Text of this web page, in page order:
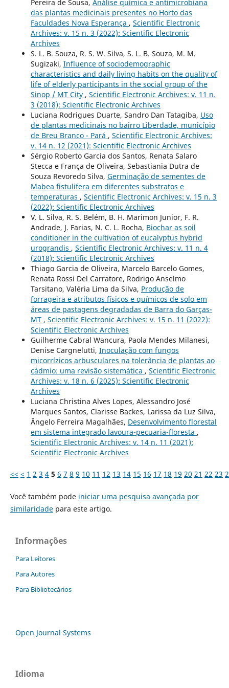
Pereira de Sousa, Análise química e antimicrobiana
das plantas medicinais presentes no Horto das
Faculdades Nova Esperança , Scientific Electronic
Archives: v. 15 n. 3 (2022): Scientific Electronic
Archives
S. L. B. Souza, R. S. W. Silva, S. L. B. Souza, M. M.
Sugizaki, Influence of sociodemographic
characteristics and daily living habits on the quality of
life of elderly participants in the social group of the
Sinop / MT City , Scientific Electronic Archives: v. 11 n.
3 (2018): Scientific Electronic Archives
Luciana Rodrigues Duarte, Sandro Dan Tatagiba, Uso
de plantas medicinais no bairro Liberdade, município
de Breu Branco - Pará , Scientific Electronic Archives:
v. 14 n. 12 (2021): Scientific Electronic Archives
Sérgio Roberto Garcia dos Santos, Renata Salaro
Stecca e França de Oliveira, Sebastiania Dutra de
Souza Revoredo Silva, Germinação de sementes de
Mabea fistulifera em diferentes substratos e
temperaturas , Scientific Electronic Archives: v. 15 n. 3
(2022): Scientific Electronic Archives
V. L. Silva, R. S. Belém, B. H. Marimon Junior, F. R.
Andrade, J. Farias, N. C. L. Rocha, Biochar as soil
conditioner in the cultivation of eucalyptus hybrid
urograndis , Scientific Electronic Archives: v. 11 n. 4
(2018): Scientific Electronic Archives
Thiago Garcia de Oliveira, Marcelo Barcelo Gomes,
Renata Rossi Del Carratore, Rodrigo Anselmo
Tarsitano, Valéria Lima da Silva, Produção de
forrageira e atributos físicos e químicos de solo em
áreas de pastagens degradadas de Barra do Garças-
MT , Scientific Electronic Archives: v. 15 n. 11 (2022):
Scientific Electronic Archives
Guilherme Cabral Wancura, Paola Mendes Milanesi,
Denise Cargnelutti, Inoculação com fungos
micorrízicos arbusculares na tolerância de plantas ao
cádmio: uma revisão sistemática , Scientific Electronic
Archives: v. 18 n. 6 (2025): Scientific Electronic
Archives
Luciana Christina Alves Lopes, Alessandro José
Marques Santos, Clarisse Backes, Larissa da Luz Silva,
Ângelo Ferreira Magalhães, Desenvolvimento florestal
em sistema integrado lavoura-pecuaria-floresta ,
Scientific Electronic Archives: v. 14 n. 11 (2021):
Scientific Electronic Archives
<< < 1 2 3 4 5 6 7 8 9 10 11 12 13 14 15 16 17 18 19 20 21 22 23
Você também pode iniciar uma pesquisa avançada por
similaridadepara este artigo.
Informações
Para Leitores
Para Autores
Para Bibliotecários
Open Journal Systems
Idioma